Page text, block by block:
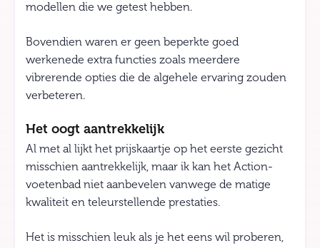
modellen die we getest hebben.
Bovendien waren er geen beperkte goed
werkenede extra functies zoals meerdere
vibrerende opties die de algehele ervaring zouden
verbeteren.
Het oogt aantrekkelijk
Al met al lijkt het prijskaartje op het eerste gezicht
misschien aantrekkelijk, maar ik kan het Action-
voetenbad niet aanbevelen vanwege de matige
kwaliteit en teleurstellende prestaties.
Het is misschien leuk als je het eens wil proberen,